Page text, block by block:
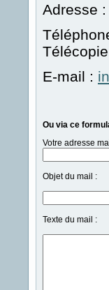
Adresse :
E-mail :
Ou via ce
Votre adresse
Objet du mail :
Texte du mail :